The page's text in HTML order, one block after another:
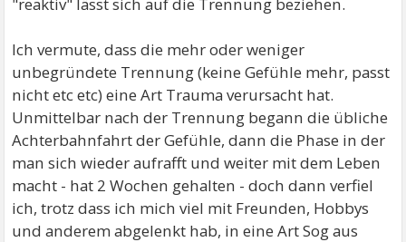
Ich vermute, dass die mehr oder weniger
unbegründete Trennung (keine Gefühle mehr, passt
nicht etc etc) eine Art Trauma verursacht hat.
Unmittelbar nach der Trennung begann die übliche
Achterbahnfahrt der Gefühle, dann die Phase in der
man sich wieder aufrafft und weiter mit dem Leben
macht - hat 2 Wochen gehalten - doch dann verfiel
ich, trotz dass ich mich viel mit Freunden, Hobbys
und anderem abgelenkt hab, in eine Art Sog aus